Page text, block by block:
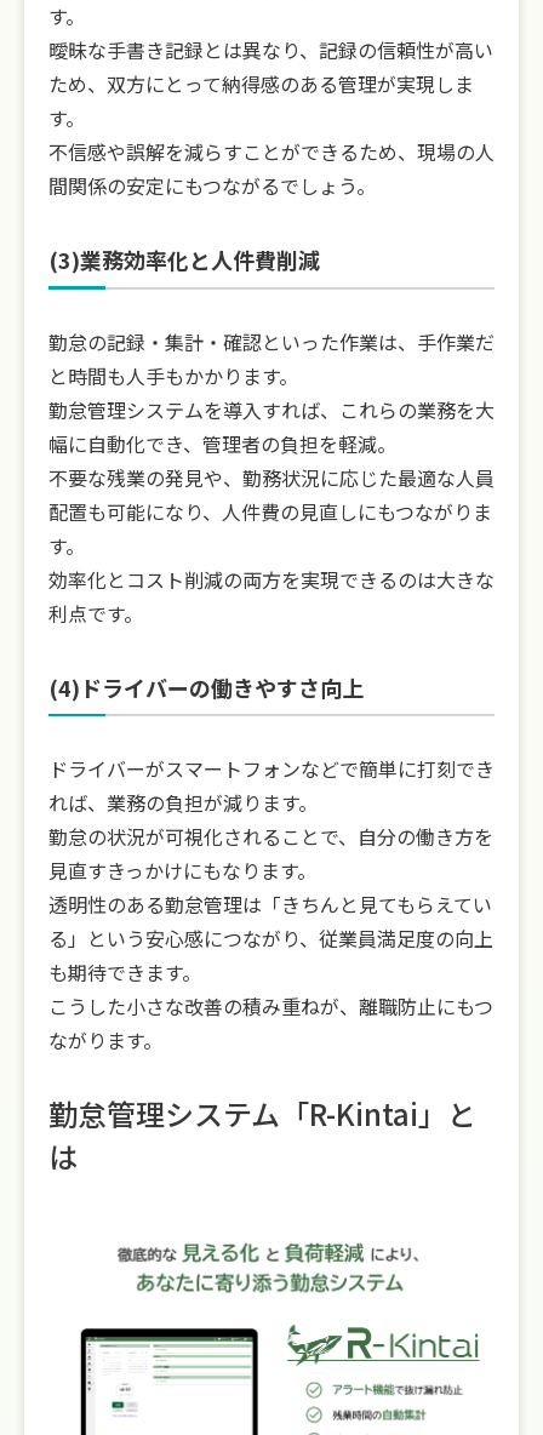
す。
曖昧な手書き記録とは異なり、記録の信頼性が高い
ため、双方にとって納得感のある管理が実現しま
す。
不信感や誤解を減らすことができるため、現場の人
間関係の安定にもつながるでしょう。
(3)業務効率化と人件費削減
勤怠の記録・集計・確認といった作業は、手作業だ
と時間も人手もかかります。
勤怠管理システムを導入すれば、これらの業務を大
幅に自動化でき、管理者の負担を軽減。
不要な残業の発見や、勤務状況に応じた最適な人員
配置も可能になり、人件費の見直しにもつながりま
す。
効率化とコスト削減の両方を実現できるのは大きな
利点です。
(4)ドライバーの働きやすさ向上
ドライバーがスマートフォンなどで簡単に打刻でき
れば、業務の負担が減ります。
勤怠の状況が可視化されることで、自分の働き方を
見直すきっかけにもなります。
透明性のある勤怠管理は「きちんと見てもらえてい
る」という安心感につながり、従業員満足度の向上
も期待できます。
こうした小さな改善の積み重ねが、離職防止にもつ
ながります。
勤怠管理システム「R-Kintai」と
は